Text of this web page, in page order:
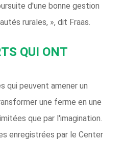
d'une bonne gestion
rurales, », dit Fraas.
QUI ONT
qui peuvent amener un
une ferme en une
que par l'imagination.
enregistrées par le Center